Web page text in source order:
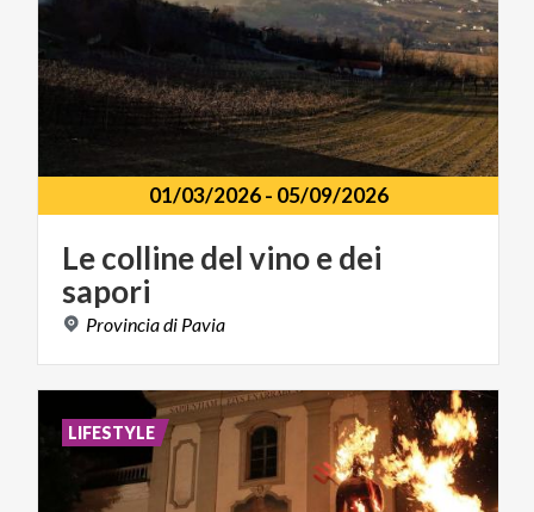
01/03/2026- 05/09/2026
Lecollinedelvinoedei
sapori
Provinciadi Pavia
LIFESTYLE